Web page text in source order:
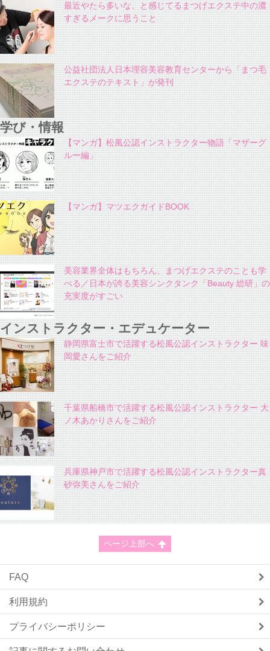
最近やたら多いな、と感じてるまつげエクステ中の濃
すぎるメークに思うこと
公益社団法人日本理容美容教育センターから「まつ毛
エクステのテキスト」が発刊
学び・情報
【マンガ】松風公認インストラクター物語「マザーグ
ルー編」
【マンガ】マツエクガイドBOOK
美容業界全体はもちろん、まつげエクステのことも学
べる／日本が誇る美容シンクタンク「Beauty 総研」の
充実度がすごい
インストラクター・エデュケーター
静岡県富士市で活躍する松風公認インストラクター 味
岡愛さんをご紹介
千葉県船橋市で活躍する松風公認インストラクター 大
ノ木あかりさんをご紹介
兵庫県神戸市で活躍する松風公認インストラクター真
砂弥美さんをご紹介
ページ上部へ
FAQ
利用規約
プライバシーポリシー